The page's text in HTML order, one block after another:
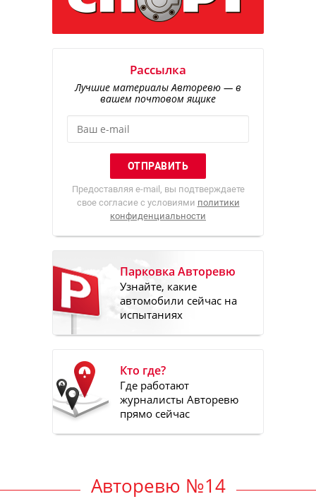
Рассылка
Лучшие материалы Авторевю — в
вашем почтовом ящике
Предоставляя e-mail, вы подтверждаете
свое согласие с условиями политики
конфиденциальности
Парковка Авторевю
Узнайте, какие
автомобили сейчас на
испытаниях
Кто где?
Где работают
журналисты Авторевю
прямо сейчас
Авторевю №14